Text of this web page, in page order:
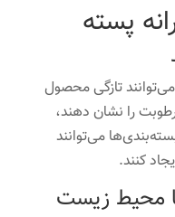
پسته
تازگی محصول
را نشان دهند،
می‌توانند
کنند.
محیط زیست